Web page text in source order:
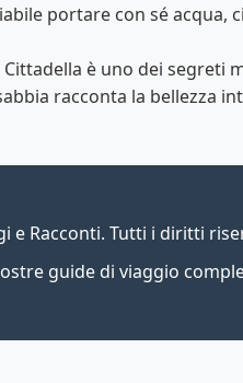
portare con sé
è uno dei segreti
racconta la bellezza
e Racconti. Tutti i diritti
guide di viaggio